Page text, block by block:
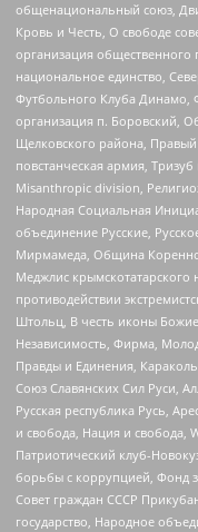
общенациональный союз,
Кровь и Честь, О свободе
организация общественного
национальное единство,
Футбольного Клуба Динамо,
организация п. Боровский,
Щелковского района,
повстанческая армия,
Misanthropic division,
Народная Социальная
объединение Русские,
Мирмамеда, Община
Меджлис
противодействии
Штольц, В честь иконы
Независимость, Фирма,
Правды и Единения,
Союз Славянских Сил Руси,
Русская республика Русь,
и свобода, Нация и свобода,
Патриотический клуб-
борьбы с коррупцией, Фонд
Совет граждан СССР
государство, Народное